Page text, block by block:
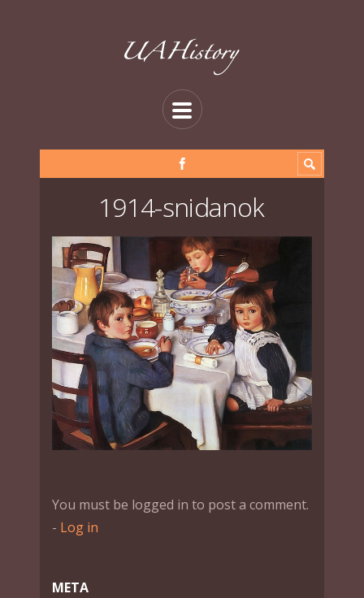
1914-snidanok
You must be logged in to post a comment.
- Log in
МЕТА